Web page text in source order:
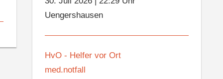
Uengershausen
HvO - Helfer vor Ort
med.notfall